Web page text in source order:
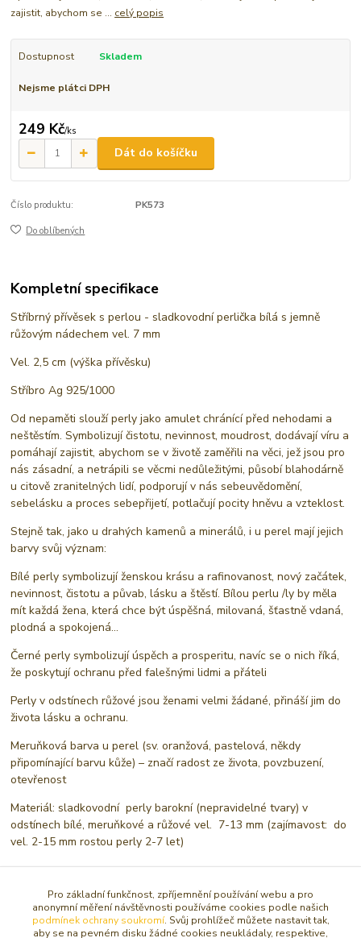
zajistit, abychom se ... celý popis
Dostupnost Skladem
Nejsme plátci DPH
249 Kč/ks
Dát do košíčku
Číslo produktu: PK573
Do oblíbených
Kompletní specifikace
Stříbrný přívěsek s perlou - sladkovodní perlička bílá s jemně
růžovým nádechem vel. 7 mm
Vel. 2,5 cm (výška přívěsku)
Stříbro Ag 925/1000
Od nepaměti slouží perly jako amulet chránící před nehodami a
neštěstím. Symbolizují čistotu, nevinnost, moudrost, dodávají víru a
pomáhají zajistit, abychom se v životě zaměřili na věci, jež jsou pro
nás zásadní, a netrápili se věcmi nedůležitými, působí blahodárně
u citově zranitelných lidí, podporují v nás sebeuvědomění,
sebelásku a proces sebepřijetí, potlačují pocity hněvu a vzteklost.
Stejně tak, jako u drahých kamenů a minerálů, i u perel mají jejich
barvy svůj význam:
Bílé perly symbolizují ženskou krásu a rafinovanost, nový začátek,
nevinnost, čistotu a půvab, lásku a štěstí. Bílou perlu /ly by měla
mít každá žena, která chce být úspěšná, milovaná, šťastně vdaná,
plodná a spokojená…
Černé perly symbolizují úspěch a prosperitu, navíc se o nich říká,
že poskytují ochranu před falešnými lidmi a přáteli
Perly v odstínech růžové jsou ženami velmi žádané, přináší jim do
života lásku a ochranu.
Meruňková barva u perel (sv. oranžová, pastelová, někdy
připomínající barvu kůže) – značí radost ze života, povzbuzení,
otevřenost
Materiál: sladkovodní perly barokní (nepravidelné tvary) v
odstínech bílé, meruňkové a růžové vel. 7-13 mm (zajímavost: do
vel. 2-15 mm rostou perly 2-7 let)
Původ zboží
Pro základní funkčnost, zpříjemnění používání webu a pro
anonymní měření návštěvnosti používáme cookies podle našich
podmínek ochrany soukromí. Svůj prohlížeč můžete nastavit tak,
aby se na pevném disku žádné cookies neukládaly, respektive,